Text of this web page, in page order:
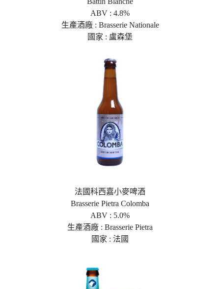
ABV : 4.8%
生產酒廠 : Brasserie Nationale
國家 : 盧森堡
法國科西嘉小麥啤酒
Brasserie Pietra Colomba
ABV : 5.0%
生產酒廠 : Brasserie Pietra
國家 : 法國